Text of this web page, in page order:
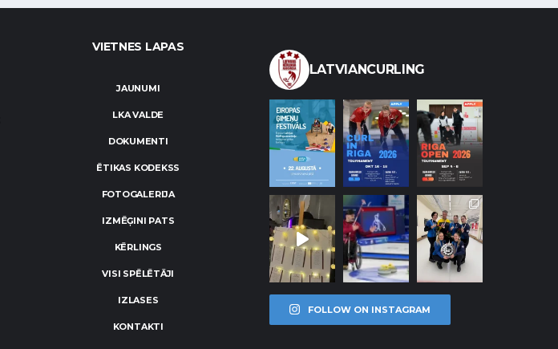
VIETNES LAPAS
JAUNUMI
LKA VALDE
DOKUMENTI
ĒTIKAS KODEKSS
FOTOGALERIJA
IZMĒĢINI PATS
KĒRLINGS
VISI SPĒLĒTĀJI
IZLASES
KONTAKTI
LATVIANCURLING
FOLLOW ON INSTAGRAM